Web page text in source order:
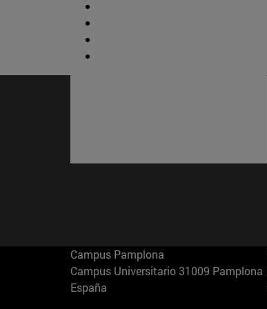
Campus Pamplona
Campus Universitario 31009 Pamplona
España